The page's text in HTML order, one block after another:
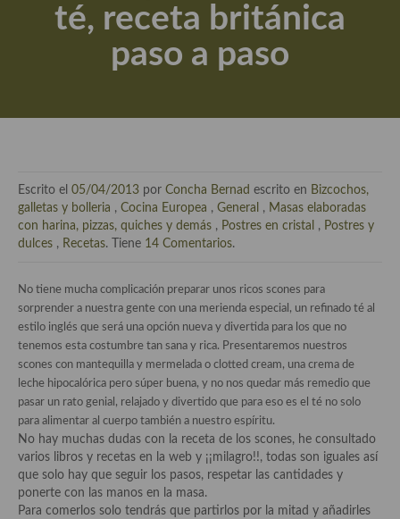
Aceite de Oliva Virgen Extra (AOVE)
Recetas maridadas con los mejores AOVES
Tiendas especiales
En la mesa: menaje, vajilla, técnicas de emplatado, decoración
Historia de la gastronomía, platos celebres, cocineros, críticos,
historias culinarias y otras cosas
Origen y evolución de la comida
Protocolo y buenas maneras.
Ocio – restaurantes, bares, tabernas
Viajes eno-gastro-turísticos
En El Candelero
té, receta británica
paso a paso
Escrito el 05/04/2013 por Concha Bernad escrito en Bizcochos,
galletas y bolleria , Cocina Europea , General , Masas elaboradas
con harina, pizzas, quiches y demás , Postres en cristal , Postres y
dulces , Recetas. Tiene 14 Comentarios.
No tiene mucha complicación preparar unos ricos scones para
sorprender a nuestra gente con una merienda especial, un refinado té al
estilo inglés que será una opción nueva y divertida para los que no
tenemos esta costumbre tan sana y rica. Presentaremos nuestros
scones con mantequilla y mermelada o clotted cream, una crema de
leche hipocalórica pero súper buena, y no nos quedar más remedio que
pasar un rato genial, relajado y divertido que para eso es el té no solo
para alimentar al cuerpo también a nuestro espíritu.
No hay muchas dudas con la receta de los scones, he consultado
varios libros y recetas en la web y ¡¡milagro!!, todas son iguales así
que solo hay que seguir los pasos, respetar las cantidades y
ponerte con las manos en la masa.
Para comerlos solo tendrás que partirlos por la mitad y añadirles